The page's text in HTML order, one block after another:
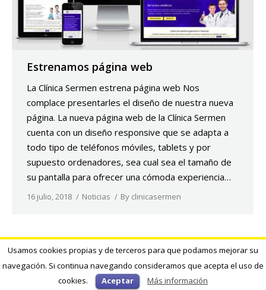
Estrenamos página web
La Clínica Sermen estrena página web Nos
complace presentarles el diseño de nuestra nueva
página. La nueva página web de la Clínica Sermen
cuenta con un diseño responsive que se adapta a
todo tipo de teléfonos móviles, tablets y por
supuesto ordenadores, sea cual sea el tamaño de
su pantalla para ofrecer una cómoda experiencia…
16 julio, 2018 Noticias By clinicasermen
Información legal
Usamos cookies propias y de terceros para que podamos mejorar su
navegación. Si continua navegando consideramos que acepta el uso de
cookies.
Aceptar Más información